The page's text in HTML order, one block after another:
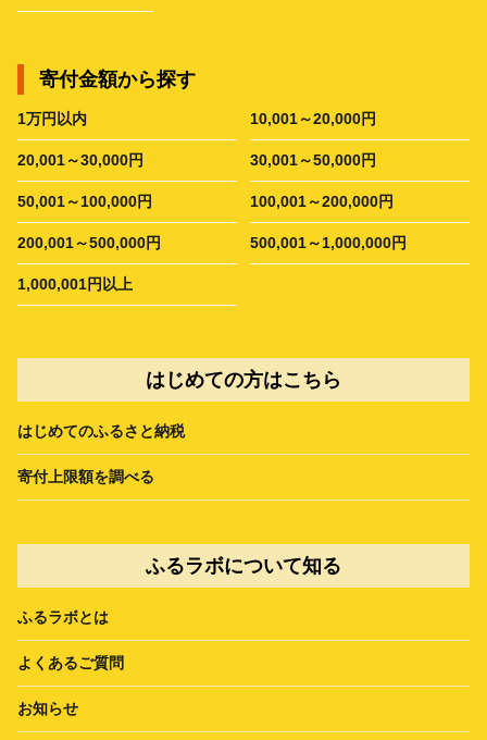
寄付金額から探す
1万円以内 10,001～20,000円
20,001～30,000円 30,001～50,000円
50,001～100,000円 100,001～200,000円
200,001～500,000円 500,001～1,000,000円
1,000,001円以上
はじめての方はこちら
はじめてのふるさと納税
寄付上限額を調べる
ふるラボについて知る
ふるラボとは
よくあるご質問
お知らせ